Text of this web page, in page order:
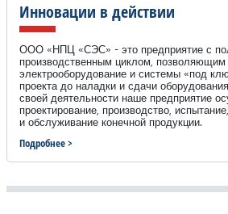
Инновации в действии
ООО «НПЦ «СЭС» - это предприятие с
производственным циклом, позволяющим
электрооборудование и системы «под
проекта до наладки и сдачи
своей деятельности наше предприятие
проектирование, производство,
и обслуживание конечной продукции.
Подробнее >